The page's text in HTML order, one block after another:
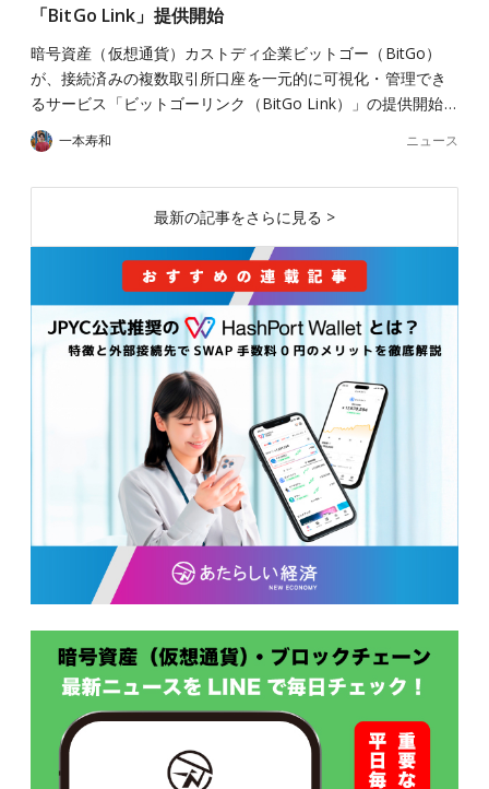
「BitGo Link」提供開始
暗号資産（仮想通貨）カストディ企業ビットゴー（BitGo）
が、接続済みの複数取引所口座を一元的に可視化・管理でき
るサービス「ビットゴーリンク（BitGo Link）」の提供開始…
一本寿和 ニュース
最新の記事をさらに見る >